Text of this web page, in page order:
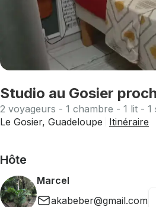
Studio au Gosier
2 voyageurs - 1 chambre - 1 lit - 1
Le Gosier, Guadeloupe
Itinéraire
Hôte
Marcel
akabeber@gmail.com